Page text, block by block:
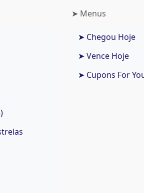
➤ Menus
➤ Chegou Hoje
➤ Vence Hoje
➤ Cupons For